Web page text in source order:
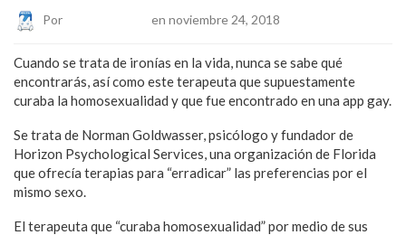
Por en noviembre 24, 2018
Cuando se trata de ironías en la vida, nunca se sabe qué
encontrarás, así como este terapeuta que supuestamente
curaba la homosexualidad y que fue encontrado en una app gay.
Se trata de Norman Goldwasser, psicólogo y fundador de
Horizon Psychological Services, una organización de Florida
que ofrecía terapias para “erradicar” las preferencias por el
mismo sexo.
El terapeuta que “curaba homosexualidad” por medio de sus